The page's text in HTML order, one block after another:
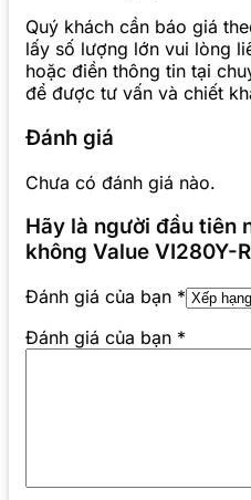
Quý khách cần báo giá
lấy số lượng lớn vui lòng
hoặc điền thông tin tại
để được tư vấn và chiết
Đánh giá
Chưa có đánh giá nào.
Hãy là người đầu tiên
không Value VI280Y-
Đánh giá của bạn *
Đánh giá của bạn *